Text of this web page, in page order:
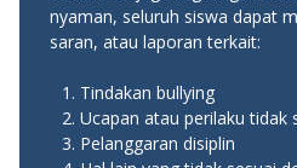
nyaman, seluruh siswa dapat
saran, atau laporan terkait:
Tindakan bullying
Ucapan atau perilaku tidak
Pelanggaran disiplin